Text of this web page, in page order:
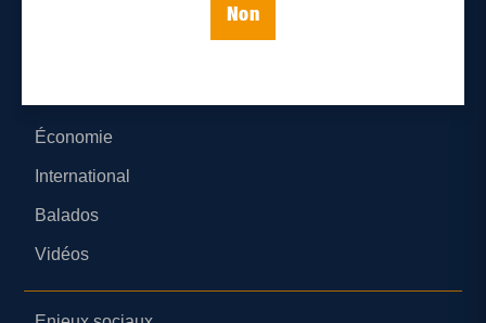
Non
Économie
International
Balados
Vidéos